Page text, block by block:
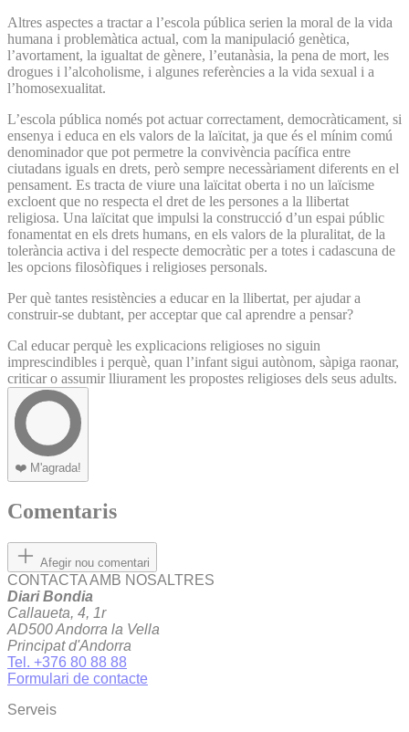
Altres aspectes a tractar a l’escola pública serien la moral de la vida
humana i problemàtica actual, com la manipulació genètica,
l’avortament, la igualtat de gènere, l’eutanàsia, la pena de mort, les
drogues i l’alcoholisme, i algunes referències a la vida sexual i a
l’homosexualitat.
L’escola pública només pot actuar correctament, democràticament, si
ensenya i educa en els valors de la laïcitat, ja que és el mínim comú
denominador que pot permetre la convivència pacífica entre
ciutadans iguals en drets, però sempre necessàriament diferents en el
pensament. Es tracta de viure una laïcitat oberta i no un laïcisme
excloent que no respecta el dret de les persones a la llibertat
religiosa. Una laïcitat que impulsi la construcció d’un espai públic
fonamentat en els drets humans, en els valors de la pluralitat, de la
tolerància activa i del respecte democràtic per a totes i cadascuna de
les opcions filosòfiques i religioses personals.
Per què tantes resistències a educar en la llibertat, per ajudar a
construir-se dubtant, per acceptar que cal aprendre a pensar?
Cal educar perquè les explicacions religioses no siguin
imprescindibles i perquè, quan l’infant sigui autònom, sàpiga raonar,
criticar o assumir lliurament les propostes religioses dels seus adults.
❤️ M'agrada!
Comentaris
Afegir nou comentari
CONTACTA AMB NOSALTRES
Diari Bondia
Callaueta, 4, 1r
AD500 Andorra la Vella
Principat d'Andorra
Tel. +376 80 88 88
Formulari de contacte
Serveis